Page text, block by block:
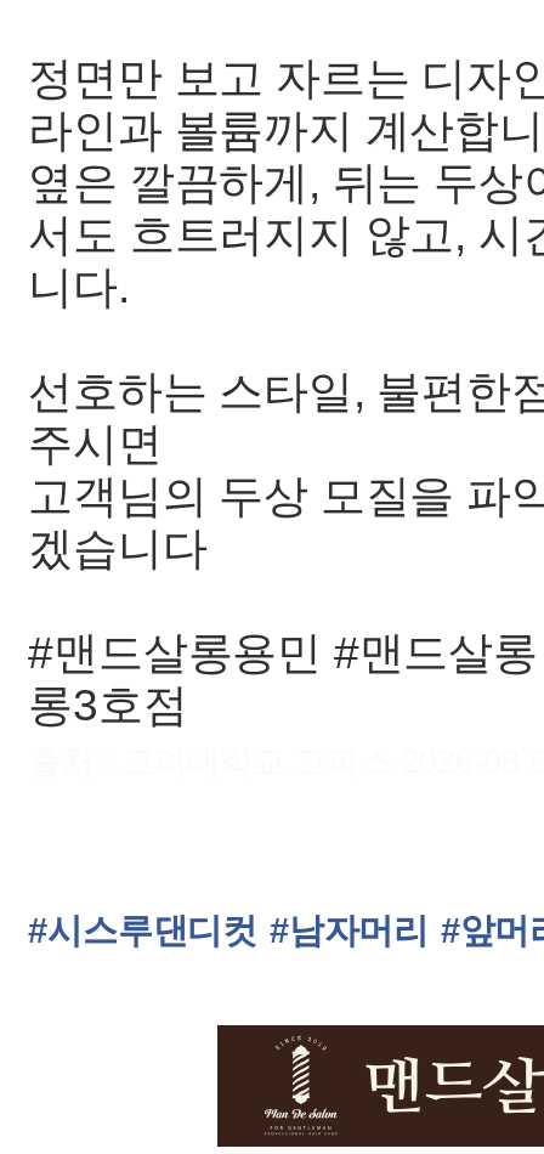
정면만 보고 자르는 디자
라인과 볼륨까지 계산합
옆은 깔끔하게, 뒤는 두
서도 흐트러지지 않고,
니다.
선호하는 스타일, 불편한
주시면
고객님의 두상 모질을 파
겠습니다
#맨드살롱용민 #맨드살
롱3호점
#시스루댄디컷 #남자머리 #앞머